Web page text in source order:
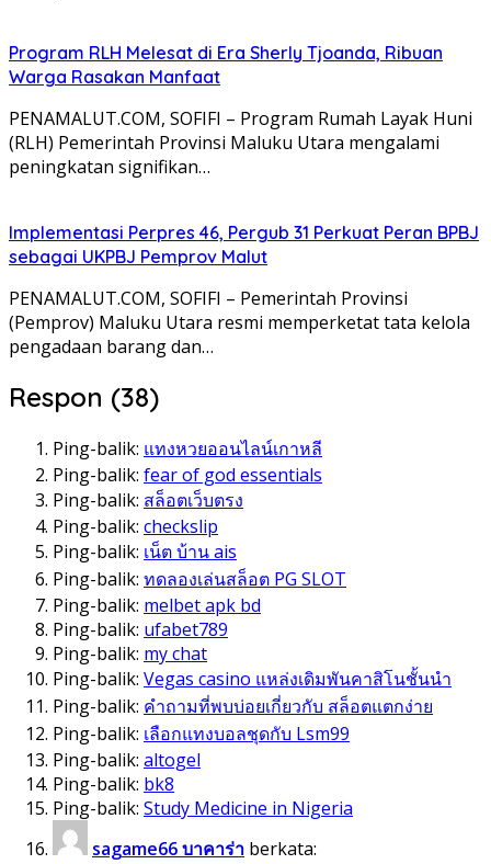
Program RLH Melesat di Era Sherly Tjoanda, Ribuan
Warga Rasakan Manfaat
PENAMALUT.COM, SOFIFI – Program Rumah Layak Huni
(RLH) Pemerintah Provinsi Maluku Utara mengalami
peningkatan signifikan…
Implementasi Perpres 46, Pergub 31 Perkuat Peran BPBJ
sebagai UKPBJ Pemprov Malut
PENAMALUT.COM, SOFIFI – Pemerintah Provinsi
(Pemprov) Maluku Utara resmi memperketat tata kelola
pengadaan barang dan…
Respon (38)
Ping-balik: แทงหวยออนไลน์เกาหลี
Ping-balik: fear of god essentials
Ping-balik: สล็อตเว็บตรง
Ping-balik: checkslip
Ping-balik: เน็ต บ้าน ais
Ping-balik: ทดลองเล่นสล็อต PG SLOT
Ping-balik: melbet apk bd
Ping-balik: ufabet789
Ping-balik: my chat
Ping-balik: Vegas casino แหล่งเดิมพันคาสิโนชั้นนำ
Ping-balik: คำถามที่พบบ่อยเกี่ยวกับ สล็อตแตกง่าย
Ping-balik: เลือกแทงบอลชุดกับ Lsm99
Ping-balik: altogel
Ping-balik: bk8
Ping-balik: Study Medicine in Nigeria
sagame66 บาคาร่า berkata: